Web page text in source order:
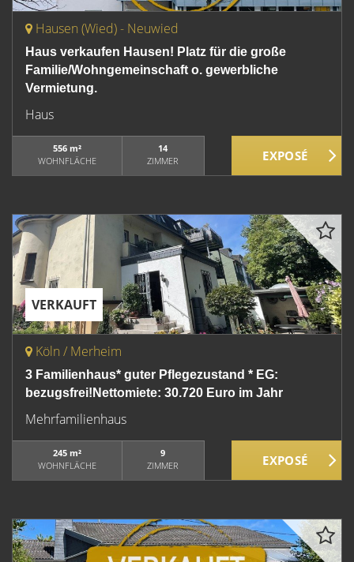
Hausen (Wied) - Neuwied
Haus verkaufen Hausen! Platz für die große
Familie/Wohngemeinschaft o. gewerbliche
Vermietung.
Haus
556 m²
WOHNFLÄCHE
14
ZIMMER
VERKAUFT
Köln / Merheim
3 Familienhaus* guter Pflegezustand * EG:
bezugsfrei!Nettomiete: 30.720 Euro im Jahr
Mehrfamilienhaus
245 m²
WOHNFLÄCHE
9
ZIMMER